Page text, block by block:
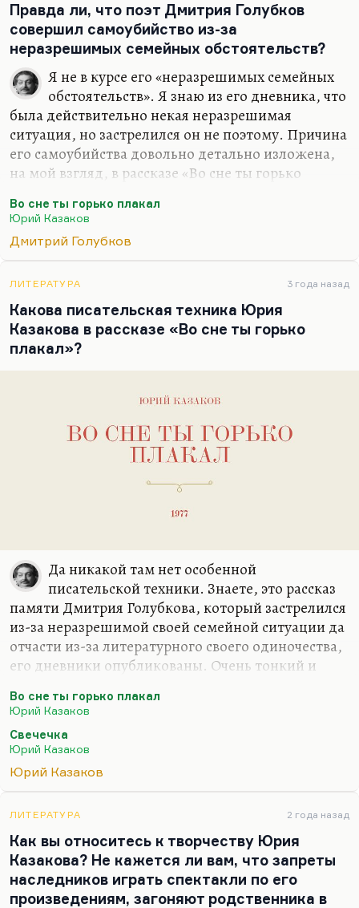
«Голубого и зеленого» или «Некрасивой», вот
этого «Осень в дубовых лесах», самого
знаменитого, – это, в общем, не Бунин. Да и он, в
общем, не косил под Бунина, условно говоря.
Новелла Казакова, рассказ Казакова…
Правда ли, что поэт Дмитрия Голубков
совершил самоубийство из-за
неразрешимых семейных обстоятельств?
Я не в курсе его «неразрешимых семейных
обстоятельств». Я знаю из его дневника, что
была действительно некая неразрешимая
ситуация, но застрелился он не поэтому. Причина
его самоубийства довольно детально изложена,
на мой взгляд, в рассказе «Во сне ты горько
написан и который мне представляется лучшим
из поздних казаковских рассказов, да их и
немного. Там вообще ощущение некоторого
русская жизнь середины 70-х. Что касается
Голубкова, то он был человек очень чуткий, очень
глубокий, вдумчивый, и, конечно, он чувствовал,
я думаю, он чувствовал нарастающее одиночество
— и литературное, и человеческое. Я думаю, он…
Во сне ты горько плакал
Юрий Казаков
Дмитрий Голубков
ЛИТЕРАТУРА 3 года назад
Какова писательская техника Юрия
Казакова в рассказе «Во сне ты горько
плакал»?
Да никакой там нет особенной
писательской техники. Знаете, это рассказ
памяти Дмитрия Голубкова, который застрелился
из-за неразрешимой своей семейной ситуации да
отчасти из-за литературного своего одиночества,
его дневники опубликованы. Очень тонкий и
и прозу детскую. Он замечательный был
писатель, а то, что Казаков по нем так скорбел…
Понимаете, в чем здесь писательская техника?
Это соотнесение судьбы погибшего друга,
застрелившегося на подмосковной даче, с
Казакова — «Свечечка» и «Во сне ты горько
плакал» — это, по сути, такая автоэпитафия. Вот
и весь прием — соотнесение собственной судьбы
с…
Во сне ты горько плакал
Юрий Казаков
Свечечка
Юрий Казаков
Юрий Казаков
ЛИТЕРАТУРА 2 года назад
Как вы относитесь к творчеству Юрия
Казакова? Не кажется ли вам, что запреты
наследников играть спектакли по его
произведениям, загоняют родственника в